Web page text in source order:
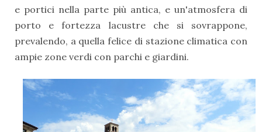
e portici nella parte più antica, e un'atmosfera di
porto e fortezza lacustre che si sovrappone,
prevalendo, a quella felice di stazione climatica con
ampie zone verdi con parchi e giardini.